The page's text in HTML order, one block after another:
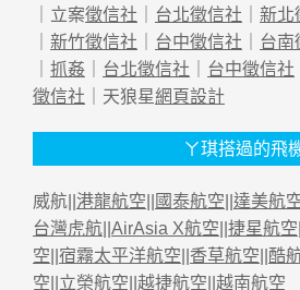
｜立案徵信社 ｜ 台北徵信社 ｜ 新北
｜ 新竹徵信社 ｜ 台中徵信社 ｜ 台南
｜ 抓姦 ｜ 台北徵信社 ｜ 台中徵信社
徵信社 ｜天狼星網頁設計
ㄚ琪搭過的飛
威航|| 港龍航空 國泰航空 達美航
台灣虎航 AirAsia X航空 捷星航空
空 宿霧太平洋航空 香草航空 酷
空 立榮航空 越捷航空 越南航空